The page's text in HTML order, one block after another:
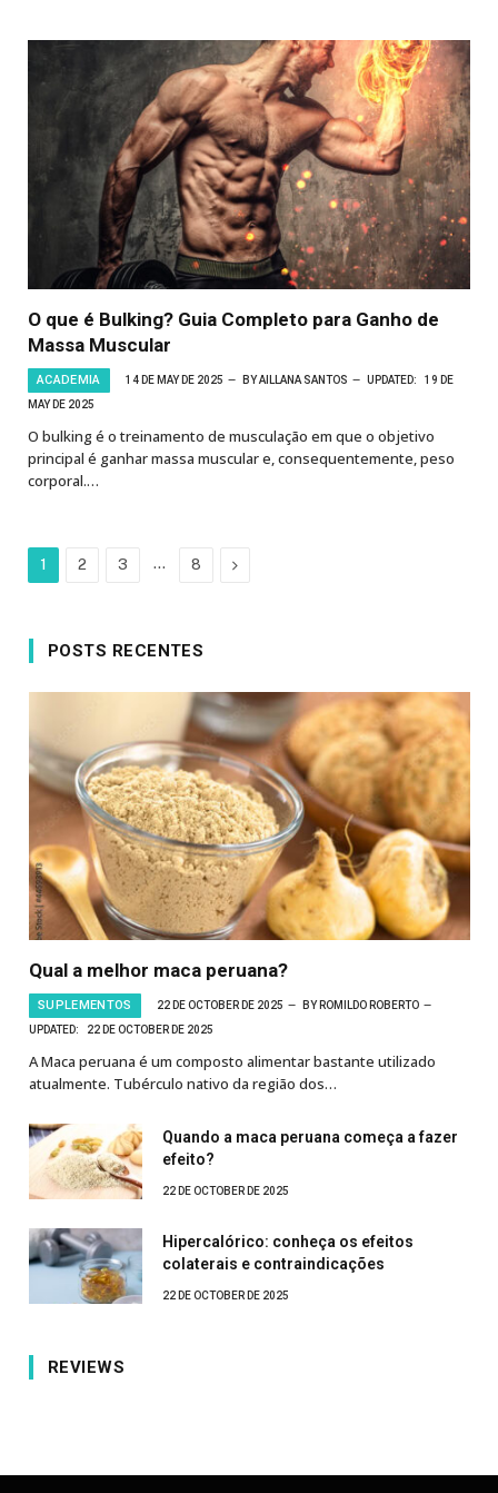
O que é Bulking? Guia Completo para Ganho de
Massa Muscular
ACADEMIA 14 DE MAY DE 2025 BY AILLANA SANTOS UPDATED:
19 DE
MAY DE 2025
O bulking é o treinamento de musculação em que o objetivo
principal é ganhar massa muscular e, consequentemente, peso
corporal.…
1 2 3 … 8 Next
POSTS RECENTES
Qual a melhor maca peruana?
SUPLEMENTOS 22 DE OCTOBER DE 2025 BY ROMILDO ROBERTO
UPDATED:
22 DE OCTOBER DE 2025
A Maca peruana é um composto alimentar bastante utilizado
atualmente. Tubérculo nativo da região dos…
Quando a maca peruana começa a fazer
efeito?
22 DE OCTOBER DE 2025
Hipercalórico: conheça os efeitos
colaterais e contraindicações
22 DE OCTOBER DE 2025
REVIEWS